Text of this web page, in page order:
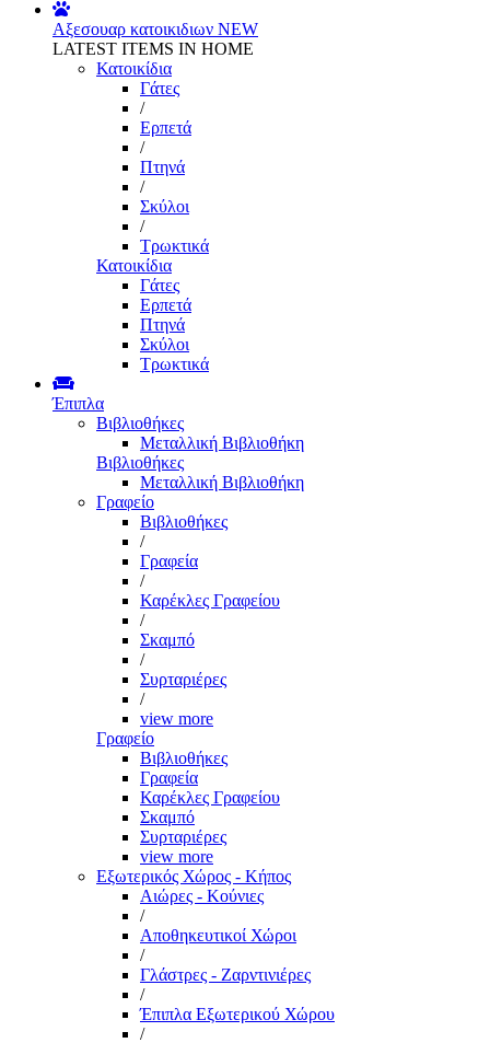
Αξεσουαρ κατοικιδιων NEW
LATEST ITEMS IN HOME
Κατοικίδια
Γάτες
/
Ερπετά
/
Πτηνά
/
Σκύλοι
/
Τρωκτικά
Κατοικίδια
Γάτες
Ερπετά
Πτηνά
Σκύλοι
Τρωκτικά
Έπιπλα
Βιβλιοθήκες
Μεταλλική Βιβλιοθήκη
Βιβλιοθήκες
Μεταλλική Βιβλιοθήκη
Γραφείο
Βιβλιοθήκες
/
Γραφεία
/
Καρέκλες Γραφείου
/
Σκαμπό
/
Συρταριέρες
/
view more
Γραφείο
Βιβλιοθήκες
Γραφεία
Καρέκλες Γραφείου
Σκαμπό
Συρταριέρες
view more
Εξωτερικός Χώρος - Κήπος
Αιώρες - Κούνιες
/
Αποθηκευτικοί Χώροι
/
Γλάστρες - Ζαρντινιέρες
/
Έπιπλα Εξωτερικού Χώρου
/